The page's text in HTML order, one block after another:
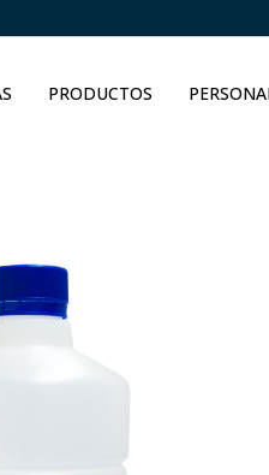
PRODUCTOS